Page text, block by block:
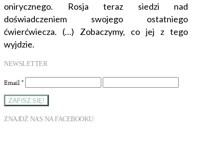
onirycznego. Rosja teraz siedzi nad
doświadczeniem swojego ostatniego
ćwierćwiecza. (…) Zobaczymy, co jej z tego
wyjdzie.
NEWSLETTER
Email*
ZNAJDŹ NAS NA FACEBOOKU: